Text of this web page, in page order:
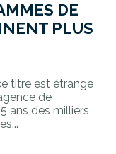
DE
PLUS
titre est étrange
de
ans des milliers